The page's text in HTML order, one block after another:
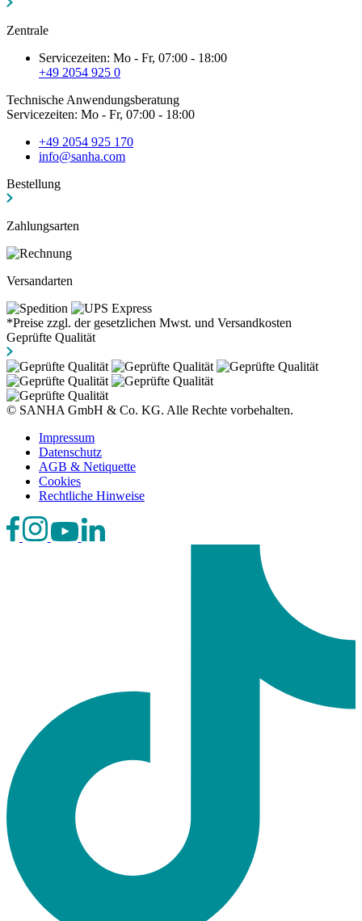
Zentrale
Servicezeiten: Mo - Fr, 07:00 - 18:00
+49 2054 925 0
Technische Anwendungsberatung
Servicezeiten: Mo - Fr, 07:00 - 18:00
+49 2054 925 170
info@sanha.com
Bestellung
Zahlungsarten
Versandarten
*Preise zzgl. der gesetzlichen Mwst. und Versandkosten
Geprüfte Qualität
© SANHA GmbH & Co. KG. Alle Rechte vorbehalten.
Impressum
Datenschutz
AGB & Netiquette
Cookies
Rechtliche Hinweise